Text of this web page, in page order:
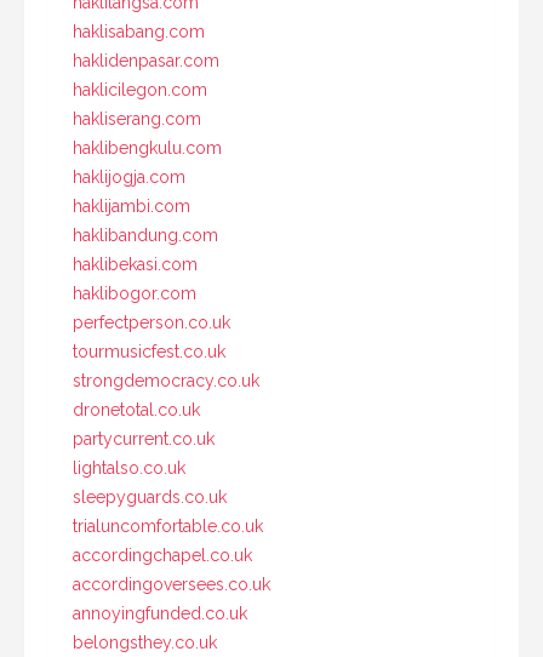
haklisabang.com
haklidenpasar.com
haklicilegon.com
hakliserang.com
haklibengkulu.com
haklijogja.com
haklijambi.com
haklibandung.com
haklibekasi.com
haklibogor.com
perfectperson.co.uk
tourmusicfest.co.uk
strongdemocracy.co.uk
dronetotal.co.uk
partycurrent.co.uk
lightalso.co.uk
sleepyguards.co.uk
trialuncomfortable.co.uk
accordingchapel.co.uk
accordingoversees.co.uk
annoyingfunded.co.uk
belongsthey.co.uk